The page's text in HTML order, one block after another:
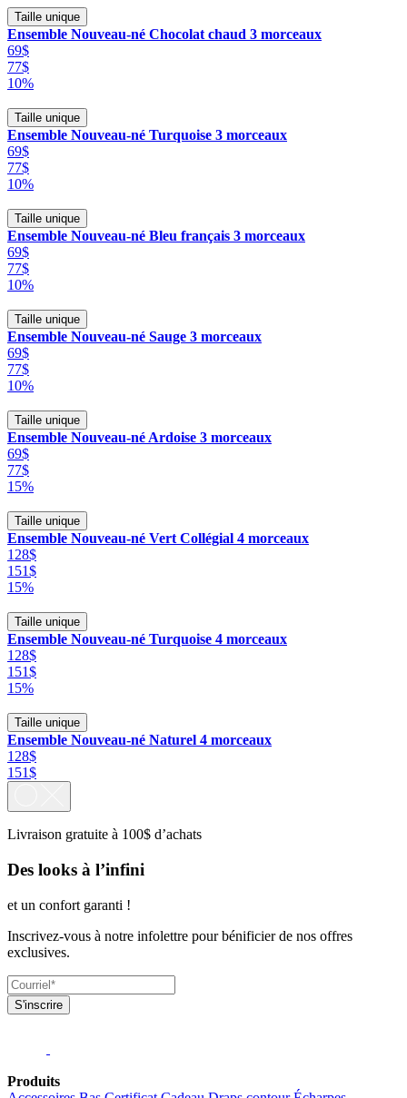
Taille unique
Ensemble Nouveau-né Chocolat chaud 3 morceaux
69$
77$
10%
Taille unique
Ensemble Nouveau-né Turquoise 3 morceaux
69$
77$
10%
Taille unique
Ensemble Nouveau-né Bleu français 3 morceaux
69$
77$
10%
Taille unique
Ensemble Nouveau-né Sauge 3 morceaux
69$
77$
10%
Taille unique
Ensemble Nouveau-né Ardoise 3 morceaux
69$
77$
15%
Taille unique
Ensemble Nouveau-né Vert Collégial 4 morceaux
128$
151$
15%
Taille unique
Ensemble Nouveau-né Turquoise 4 morceaux
128$
151$
15%
Taille unique
Ensemble Nouveau-né Naturel 4 morceaux
128$
151$
Livraison gratuite à 100$ d’achats
Des looks à l’infini
et un confort garanti !
Inscrivez-vous à notre infolettre pour bénificier de nos offres
exclusives.
S'inscrire
Produits